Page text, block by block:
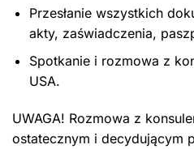
Przesłanie wszystkich
akty, zaświadczenia,
Spotkanie i rozmowa z
USA.
UWAGA! Rozmowa z
ostatecznym i decydującym